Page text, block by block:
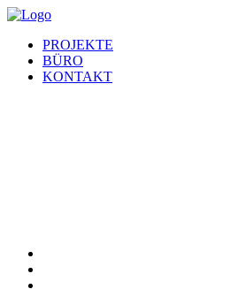
PROJEKTE
BÜRO
KONTAKT